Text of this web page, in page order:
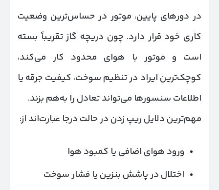
در دورهای پایین، موتور در حساس‌ترین وضعیت
کاری خود قرار دارد. چون دریچه گاز تقریباً بسته
است و موتور با هوای محدود کار می‌کند،
کوچک‌ترین ایراد در تنظیم سوخت، کیفیت جرقه یا
اطلاعات سنسورها می‌تواند تعادل را به‌هم بزند.
مهم‌ترین دلایل ریپ زدن در حالت درجا عبارت‌اند از:
ورود هوای اضافی یا کمبود هوا
اختلال در پاشش بنزین یا فشار سوخت